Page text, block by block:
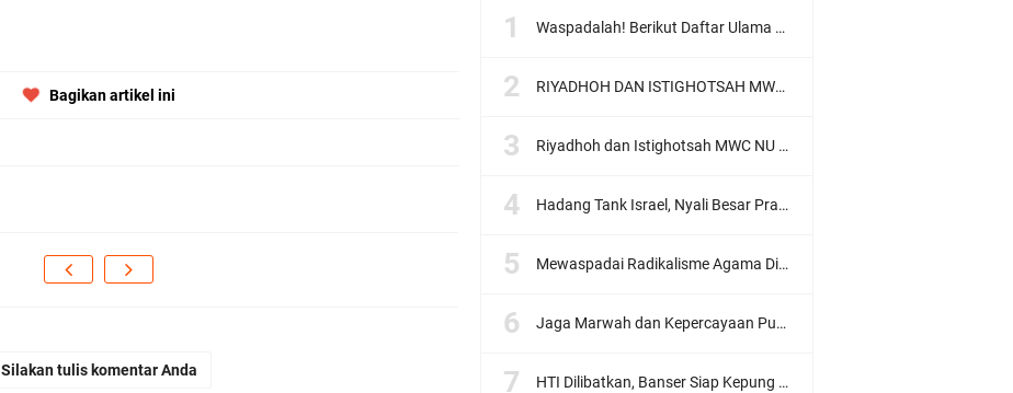
Bagikan artikel ini
Silakan tulis komentar Anda
Waspadalah! Berikut Daftar Ulama Wahabi di Seluruh Dunia dan Karya-karyanya
RIYADHOH DAN ISTIGHOTSAH MWC NU LOWOKWARU Menyambut Muktamar NU ke-35, Meneguhkan Sanad Laku Para Muassis
Riyadhoh dan Istighotsah MWC NU Lowokwaru: Menguatkan Doa, Menjalin Ukhuwah Menyambut Muktamar NU ke-35
Hadang Tank Israel, Nyali Besar Prajurit TNI Jadi Sorotan Dunia
Mewaspadai Radikalisme Agama Di Tubuh Polri
Jaga Marwah dan Kepercayaan Publik, Ratusan Guru Ngaji Kota Malang Serukan Deklarasi Ramah Anak
HTI Dilibatkan, Banser Siap Kepung Gedung Sate, Jawa Barat